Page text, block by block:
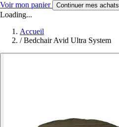
Voir mon panier Continuer mes achats
Loading...
Accueil
/ Bedchair Avid Ultra System